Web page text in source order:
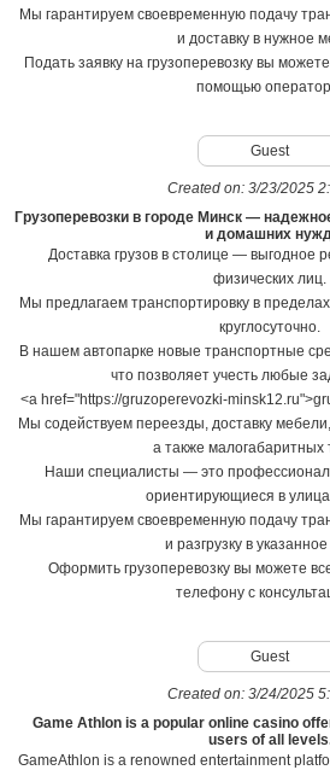
Мы гарантируем своевременную подачу
и доставку в нужное
Подать заявку на грузоперевозку вы
помощью
Guest
Created on: 3/23/2025
Грузоперевозки в городе Минск —
и домашних
Доставка грузов в столице — выгодное
физических лиц.
Мы предлагаем транспортировку в
круглосуточно.
В нашем автопарке новые транспортные
что позволяет учесть любые
<a href="https://gruzoperevozki-
Мы содействуем переезды, доставку
а также малогабаритных
Наши специалисты — это
ориентирующиеся в
Мы гарантируем своевременную подачу
и разгрузку в
Оформить грузоперевозку вы можете
телефону с
Guest
Created on: 3/24/2025
Game Athlon is a popular online casino
users of all
GameAthlon is a renowned entertainment